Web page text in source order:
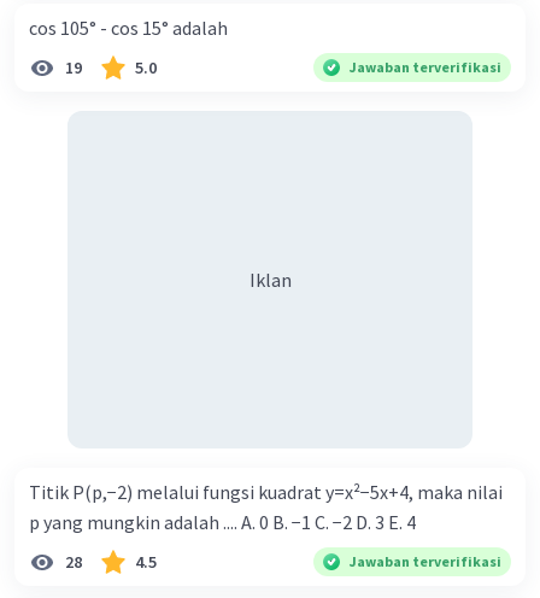
cos 105° - cos 15° adalah
19 5.0 Jawaban terverifikasi
Iklan
Titik P(p,−2) melalui fungsi kuadrat y=x²−5x+4, maka nilai
p yang mungkin adalah .... A. 0 B. −1 C. −2 D. 3 E. 4
28 4.5 Jawaban terverifikasi